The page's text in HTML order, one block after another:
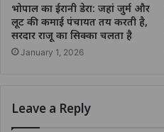
भोपाल का ईरानी डेरा: जहां जुर्म और
लूट की कमाई पंचायत तय करती है,
सरदार राजू का सिक्का चलता है
January 1, 2026
Leave a Reply